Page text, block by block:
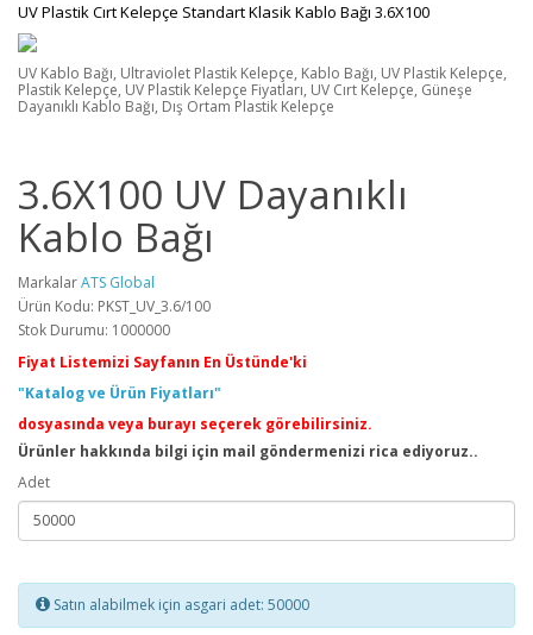
UV Plastik Cırt Kelepçe Standart Klasik Kablo Bağı 3.6X100
UV Kablo Bağı, Ultraviolet Plastik Kelepçe, Kablo Bağı, UV Plastik Kelepçe,
Plastik Kelepçe, UV Plastik Kelepçe Fiyatları, UV Cırt Kelepçe, Güneşe
Dayanıklı Kablo Bağı, Dış Ortam Plastik Kelepçe
3.6X100 UV Dayanıklı
Kablo Bağı
MarkalarATS Global
Ürün Kodu: PKST_UV_3.6/100
Stok Durumu: 1000000
Fiyat Listemizi Sayfanın En Üstünde'ki
"Katalog ve Ürün Fiyatları"
dosyasında veya burayı seçerek görebilirsiniz.
Ürünler hakkında bilgi için mail göndermenizi rica ediyoruz..
Adet
Satın alabilmek için asgari adet: 50000